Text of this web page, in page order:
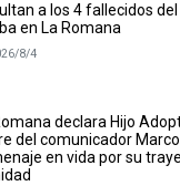
a los 4 fallecidos
en La Romana
8/4
declara Hijo
del comunicador
en vida por su